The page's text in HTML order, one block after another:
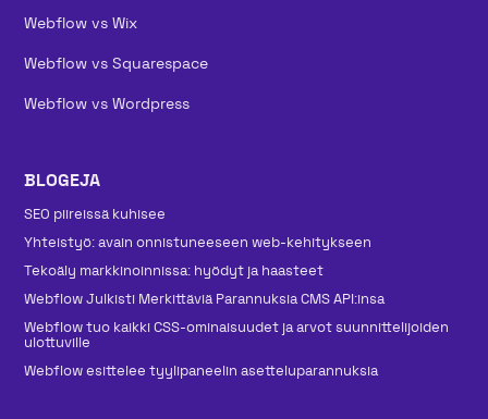
Webflow vs Wix
Webflow vs Squarespace
Webflow vs Wordpress
BLOGEJA
SEO piireissä kuhisee
Yhteistyö: avain onnistuneeseen web-kehitykseen
Tekoäly markkinoinnissa: hyödyt ja haasteet
Webflow Julkisti Merkittäviä Parannuksia CMS API:insa
Webflow tuo kaikki CSS-ominaisuudet ja arvot suunnittelijoiden
ulottuville
Webflow esittelee tyylipaneelin asetteluparannuksia